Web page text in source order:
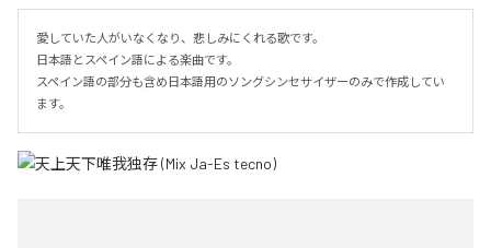
愛していた人がいなくなり、悲しみにくれる歌です。
日本語とスペイン語による楽曲です。
スペイン語の部分も含め日本語用のソングシンセサイザーのみで作成してい
ます。